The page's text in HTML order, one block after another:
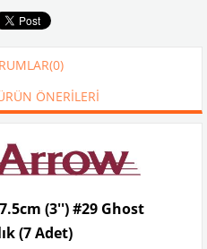
(0)
ÖNERILERI
(3'') #29 Ghost
(7 Adet)